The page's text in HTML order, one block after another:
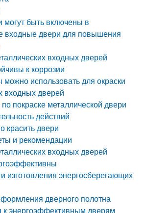
могут быть включены в
входные двери для повышения
входных дверей
к коррозии
можно использовать для окраски
входных дверей
покраске металлической двери
действий
красить двери
и рекомендации
входных дверей
изготовления энергосберегающих
дверного полотна
к энергоэффективным дверям